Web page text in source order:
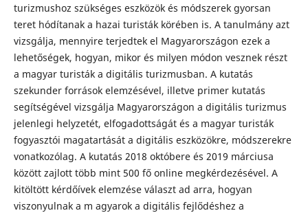
turizmushoz szükséges eszközök és módszerek gyorsan
teret hódítanak a hazai turisták körében is. A tanulmány azt
vizsgálja, mennyire terjedtek el Magyarországon ezek a
lehetőségek, hogyan, mikor és milyen módon vesznek részt
a magyar turisták a digitális turizmusban. A kutatás
szekunder források elemzésével, illetve primer kutatás
segítségével vizsgálja Magyarországon a digitális turizmus
jelenlegi helyzetét, elfogadottságát és a magyar turisták
fogyasztói magatartását a digitális eszközökre, módszerekre
vonatkozólag. A kutatás 2018 októbere és 2019 márciusa
között zajlott több mint 500 fő online megkérdezésével. A
kitöltött kérdőívek elemzése választ ad arra, hogyan
viszonyulnak a m agyarok a digitális fejlődéshez a